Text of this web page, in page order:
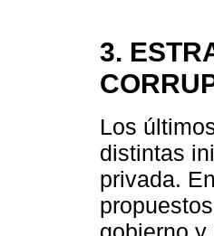
3.
Los
distintas
privada.